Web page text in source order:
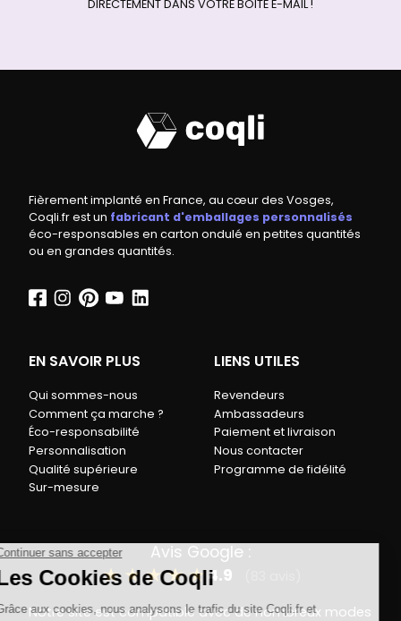
DIRECTEMENT DANS VOTRE BOITE E-MAIL !
Fièrement implanté en France, au cœur des Vosges,
Coqli.fr est un fabricant d'emballages personnalisés
éco-responsables en carton ondulé en petites quantités
ou en grandes quantités.
EN SAVOIR PLUS
Qui sommes-nous
Comment ça marche ?
Éco-responsabilité
Personnalisation
Qualité supérieure
Sur-mesure
LIENS UTILES
Revendeurs
Ambassadeurs
Paiement et livraison
Nous contacter
Programme de fidélité
Avis Google :
★ ★★★★4.9
Notre site est compatible avec de nombreux modes